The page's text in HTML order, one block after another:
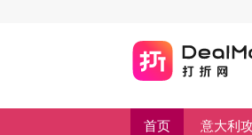
首页 意大利